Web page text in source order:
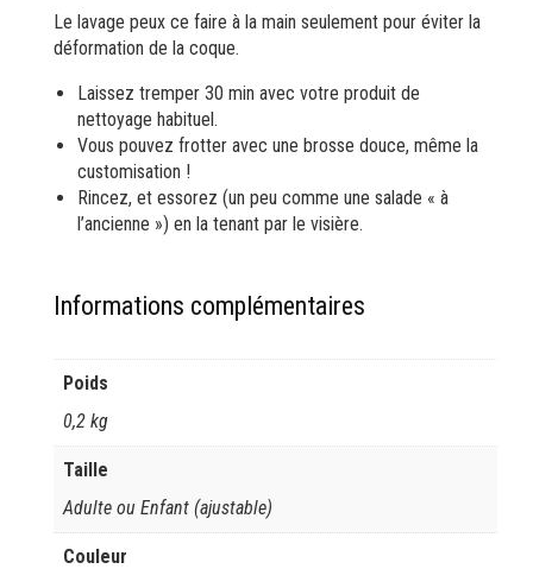
Le lavage peux ce faire à la main seulement pour éviter la
déformation de la coque.
Laissez tremper 30 min avec votre produit de
nettoyage habituel.
Vous pouvez frotter avec une brosse douce, même la
customisation !
Rincez, et essorez (un peu comme une salade « à
l’ancienne ») en la tenant par le visière.
Informations complémentaires
Poids
0,2 kg
Taille
Adulte ou Enfant (ajustable)
Couleur